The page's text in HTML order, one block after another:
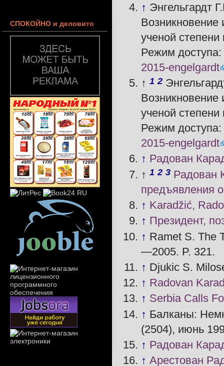
↑ Энгельгардт
Возникновение
ученой
Режим доступа:
2015-engelgardt
↑ 1 2
Возникновение
ученой
Режим доступа:
2015-engelgardt
↑ Радован
↑ 1 2 3 Радован
предъявления
↑ Karadžić,
↑ Президент,
↑ Ramet S. The
—2005. P. 321.
↑ Djukic S.
↑ Radovan
↑ Serbia Calls
↑ Балканы:
(2504), июнь
↑ Радован
↑ Арестован
СПОКОЙНО и деловито